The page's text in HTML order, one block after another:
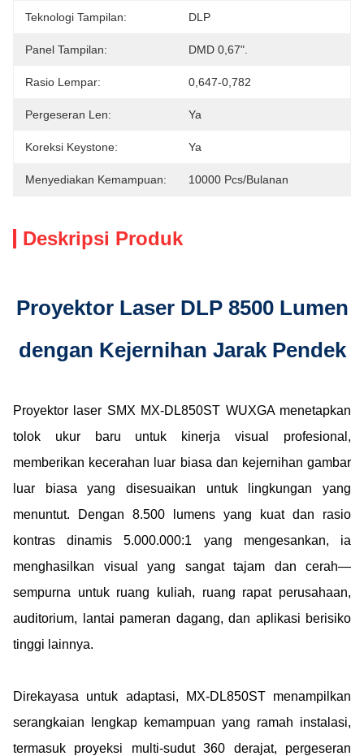
Teknologi Tampilan: DLP
Panel Tampilan: DMD 0,67".
Rasio Lempar: 0,647-0,782
Pergeseran Len: Ya
Koreksi Keystone: Ya
Menyediakan Kemampuan: 10000 Pcs/bulanan
Deskripsi Produk
Proyektor Laser DLP 8500 Lumen
dengan Kejernihan Jarak Pendek
Proyektor laser SMX MX-DL850ST WUXGA menetapkan
tolok ukur baru untuk kinerja visual profesional,
memberikan kecerahan luar biasa dan kejernihan gambar
luar biasa yang disesuaikan untuk lingkungan yang
menuntut. Dengan 8.500 lumens yang kuat dan rasio
kontras dinamis 5.000.000:1 yang mengesankan, ia
menghasilkan visual yang sangat tajam dan cerah—
sempurna untuk ruang kuliah, ruang rapat perusahaan,
auditorium, lantai pameran dagang, dan aplikasi berisiko
tinggi lainnya.
Direkayasa untuk adaptasi, MX-DL850ST menampilkan
serangkaian lengkap kemampuan yang ramah instalasi,
termasuk proyeksi multi-sudut 360 derajat, pergeseran